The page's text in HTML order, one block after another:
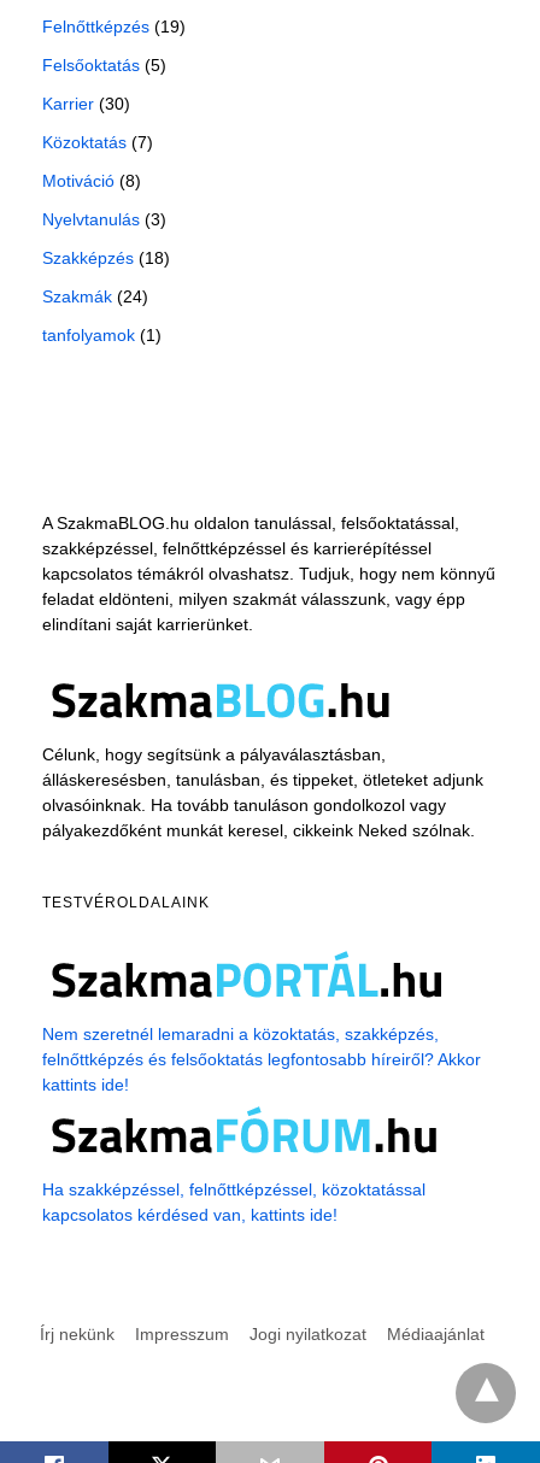
Felnőttképzés (19)
Felsőoktatás (5)
Karrier (30)
Közoktatás (7)
Motiváció (8)
Nyelvtanulás (3)
Szakképzés (18)
Szakmák (24)
tanfolyamok (1)
A SzakmaBLOG.hu oldalon tanulással, felsőoktatással,
szakképzéssel, felnőttképzéssel és karrierépítéssel
kapcsolatos témákról olvashatsz. Tudjuk, hogy nem könnyű
feladat eldönteni, milyen szakmát válasszunk, vagy épp
elindítani saját karrierünket.
Célunk, hogy segítsünk a pályaválasztásban,
álláskeresésben, tanulásban, és tippeket, ötleteket adjunk
olvasóinknak. Ha tovább tanuláson gondolkozol vagy
pályakezdőként munkát keresel, cikkeink Neked szólnak.
TESTVÉROLDALAINK
Nem szeretnél lemaradni a közoktatás, szakképzés,
felnőttképzés és felsőoktatás legfontosabb híreiről? Akkor
kattints ide!
Ha szakképzéssel, felnőttképzéssel, közoktatással
kapcsolatos kérdésed van, kattints ide!
Írj nekünk Impresszum Jogi nyilatkozat Médiaajánlat